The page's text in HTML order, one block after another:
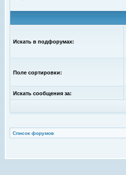
Искать в подфорумах:
Поле сортировки:
Искать сообщения за:
Список форумов